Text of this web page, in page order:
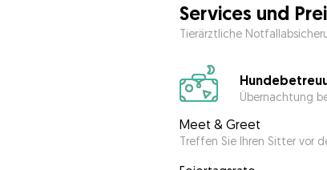
Services und
Tierärztliche
Übernachtung
Meet & Greet
Treffen Sie Ihren Sitter vor